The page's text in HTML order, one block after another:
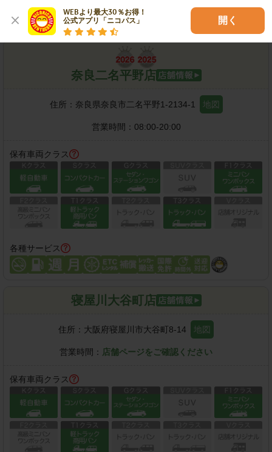
WEBより最大30％お得！
公式アプリ「ニコパス」
開く
直線距離30km圏のニコニコレンタカーＦＣ店舗の中から、所在地
が近い順に最大10店舗を表示しています。
奈良二名平野店
住所： 奈良県奈良市二名平野1-2134-1 地図
営業時間： 08:00-20:00
保有車両クラス
各種サービス
寝屋川大谷町店
住所： 大阪府寝屋川市大谷町8-14 地図
営業時間： 店舗ページをご確認ください
保有車両クラス